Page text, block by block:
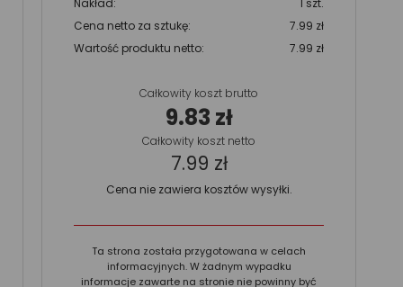
Nakład:
1 szt.
Cena netto za sztukę:
7.99 zł
Wartość produktu netto:
7.99 zł
Całkowity koszt brutto
9.83 zł
Całkowity koszt netto
7.99 zł
Cena nie zawiera kosztów wysyłki.
Ta strona została przygotowana w celach
informacyjnych. W żadnym wypadku
informacje zawarte na stronie nie powinny być